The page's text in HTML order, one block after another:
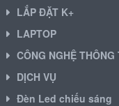
LẮP ĐẶT K+
LAPTOP
CÔNG NGHỆ THÔNG
DỊCH VỤ
Đèn Led chiếu sáng